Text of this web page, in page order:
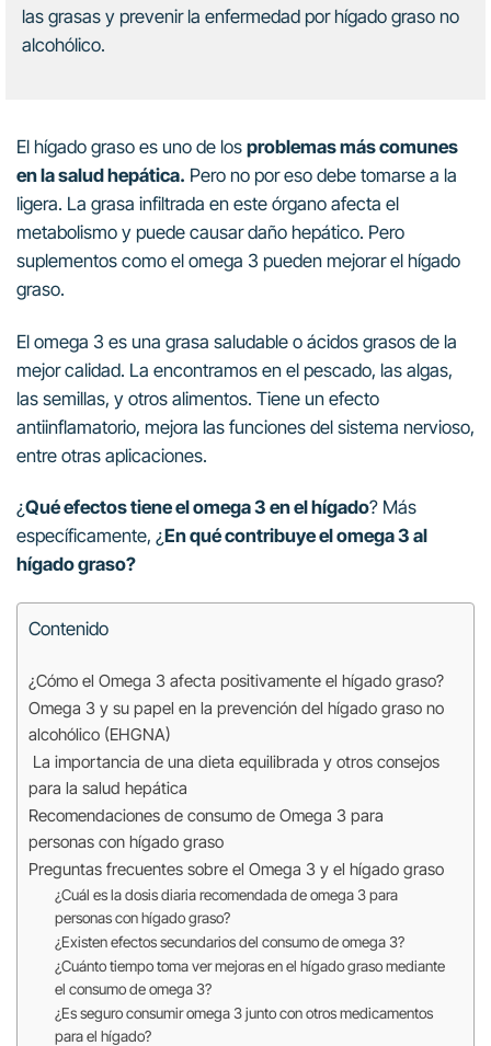
las grasas y prevenir la enfermedad por hígado graso no
alcohólico.
El hígado graso es uno de los problemas más comunes
en la salud hepática. Pero no por eso debe tomarse a la
ligera. La grasa infiltrada en este órgano afecta el
metabolismo y puede causar daño hepático. Pero
suplementos como el omega 3 pueden mejorar el hígado
graso.
El omega 3 es una grasa saludable o ácidos grasos de la
mejor calidad. La encontramos en el pescado, las algas,
las semillas, y otros alimentos. Tiene un efecto
antiinflamatorio, mejora las funciones del sistema nervioso,
entre otras aplicaciones.
¿Qué efectos tiene el omega 3 en el hígado? Más
específicamente, ¿En qué contribuye el omega 3 al
hígado graso?
Contenido
¿Cómo el Omega 3 afecta positivamente el hígado graso?
Omega 3 y su papel en la prevención del hígado graso no
alcohólico (EHGNA)
La importancia de una dieta equilibrada y otros consejos
para la salud hepática
Recomendaciones de consumo de Omega 3 para
personas con hígado graso
Preguntas frecuentes sobre el Omega 3 y el hígado graso
¿Cuál es la dosis diaria recomendada de omega 3 para
personas con hígado graso?
¿Existen efectos secundarios del consumo de omega 3?
¿Cuánto tiempo toma ver mejoras en el hígado graso mediante
el consumo de omega 3?
¿Es seguro consumir omega 3 junto con otros medicamentos
para el hígado?